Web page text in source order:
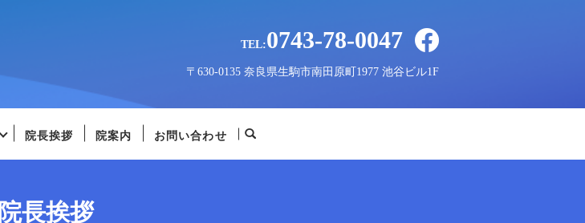
TEL:0743-78-0047
〒630-0135 奈良県生駒市南田原町1977 池谷ビル1F
院長挨拶 院案内 お問い合わせ
院長挨拶